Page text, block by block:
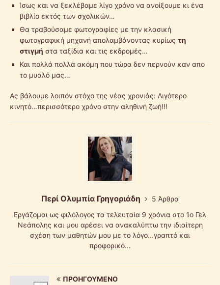
Ίσως και να ξεκλέβαμε λίγο χρόνο να ανοίξουμε κι ένα
βιβλίο εκτός των σχολικών…
Θα τραβούσαμε φωτογραφίες με την κλασική
φωτογραφική μηχανή απολαμβάνοντας κυρίως τη
στιγμή στα ταξίδια και τις εκδρομές…
Και πολλά πολλά ακόμη που τώρα δεν περνούν καν απο
το μυαλό μας…
Ας βάλουμε λοιπόν στόχο της νέας χρονιάς: Λιγότερο
κινητό…περισσότερο χρόνο στην αληθινή ζωή!!!
Περί Ολυμπία Γρηγοριάδη
5 Άρθρα
Εργάζομαι ως φιλόλογος τα τελευταία 9 χρόνια στο 1ο Γελ
Νεάπολης και μου αρέσει να ανακαλύπτω την ιδιαίτερη
σχέση των μαθητών μου με το λόγο...γραπτό και
προφορικό...
ΠΡΟΗΓΟΎΜΕΝΟ